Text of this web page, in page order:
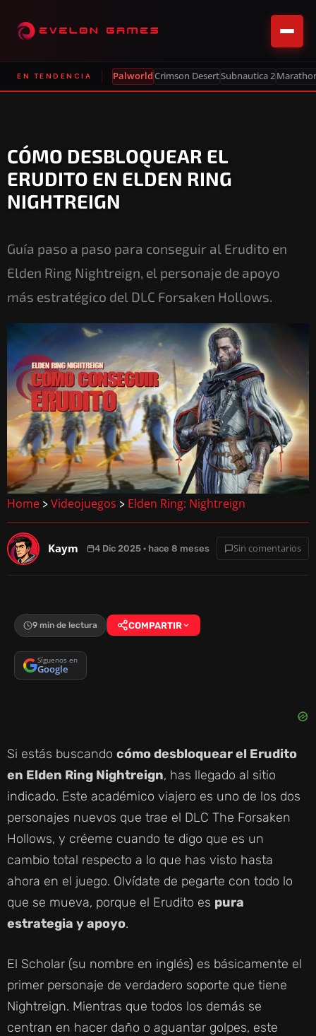
EN TENDENCIA PalworldCrimson DesertSubnautica 2
CÓMO DESBLOQUEAR EL
ERUDITO EN ELDEN RING
NIGHTREIGN
Guía paso a paso para conseguir al Erudito en
Elden Ring Nightreign, el personaje de apoyo
más estratégico del DLC Forsaken Hollows.
Home > Videojuegos > Elden Ring: Nightreign
Kaym 4 Dic 2025 · hace 8 meses Sin comentarios
9 min de lectura COMPARTIR
Síguenos en
Google
Si estás buscando cómo desbloquear el Erudito
en Elden Ring Nightreign, has llegado al sitio
indicado. Este académico viajero es uno de los dos
personajes nuevos que trae el DLC The Forsaken
Hollows, y créeme cuando te digo que es un
cambio total respecto a lo que has visto hasta
ahora en el juego. Olvídate de pegarte con todo lo
que se mueva, porque el Erudito es pura
estrategia y apoyo.
El Scholar (su nombre en inglés) es básicamente el
primer personaje de verdadero soporte que tiene
Nightreign. Mientras que todos los demás se
centran en hacer daño o aguantar golpes, este